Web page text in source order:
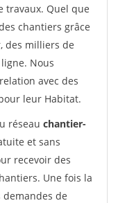
travaux. Quel que
chantiers grâce
des milliers de
Nous
avec des
leur Habitat.
réseau chantier-
et sans
recevoir des
Une fois la
demandes de